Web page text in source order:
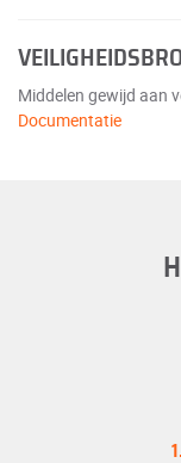
Middelen gewijd aan
Documentatie
1.